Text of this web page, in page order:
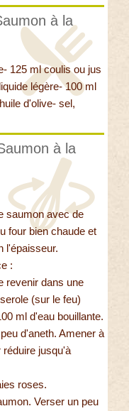
à la
125 ml coulis ou jus
légère- 100 ml
d'olive- sel,
à la
saumon avec de
four bien chaude et
l'épaisseur.
:
revenir dans une
(sur le feu)
ml d'eau bouillante.
d'aneth. Amener à
réduire jusqu'à
roses.
Verser un peu